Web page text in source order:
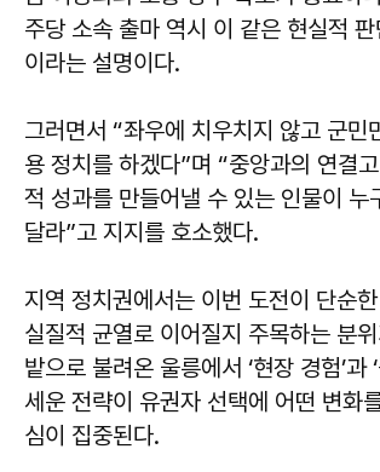
주당 소속 출마 역시 이 같은 현실적
이라는 설명이다.
그러면서 “좌우에 치우치지 않고 군민
용 정치를 하겠다”며 “중앙과의 연결
적 성과를 만들어낼 수 있는 인물이 누
달라”고 지지를 호소했다.
지역 정치권에서는 이번 도전이 단순
실질적 균열로 이어질지 주목하는 분
밭으로 불려온 울릉에서 ‘현장 경험’과
세운 전략이 유권자 선택에 어떤 변화
심이 집중된다.